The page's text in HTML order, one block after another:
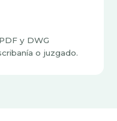
y DWG
o juzgado.